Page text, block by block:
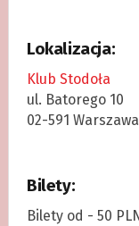
Lokalizacja:
Klub Stodoła
ul. Batorego 10
02-591
Bilety:
Bilety od - 50